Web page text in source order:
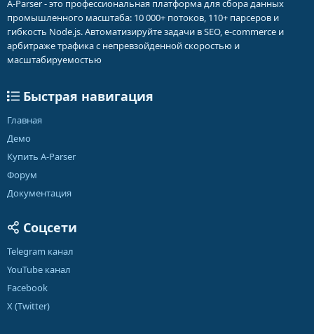
A-Parser - это профессиональная платформа для сбора данных
промышленного масштаба: 10 000+ потоков, 110+ парсеров и
гибкость Node.js. Автоматизируйте задачи в SEO, e-commerce и
арбитраже трафика с непревзойденной скоростью и
масштабируемостью
Быстрая навигация
Главная
Демо
Купить A-Parser
Форум
Документация
Соцсети
Telegram канал
YouTube канал
Facebook
X (Twitter)